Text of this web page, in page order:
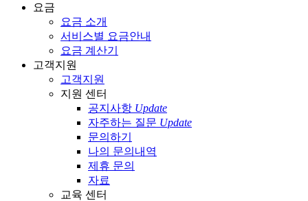
요금
요금 소개
서비스별 요금안내
요금 계산기
고객지원
고객지원
지원 센터
공지사항 Update
자주하는 질문 Update
문의하기
나의 문의내역
제휴 문의
자료
교육 센터